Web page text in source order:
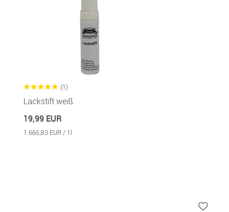
(1)
Lackstift weiß
19,99 EUR
1.665,83 EUR / 1l